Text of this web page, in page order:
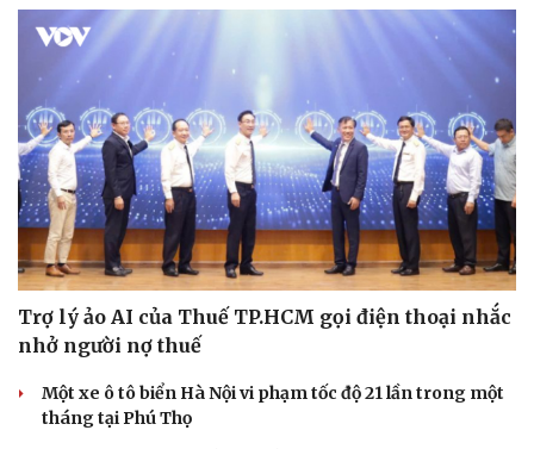
Trợ lý ảo AI của Thuế TP.HCM gọi điện thoại nhắc
nhở người nợ thuế
Một xe ô tô biển Hà Nội vi phạm tốc độ 21 lần trong một
tháng tại Phú Thọ